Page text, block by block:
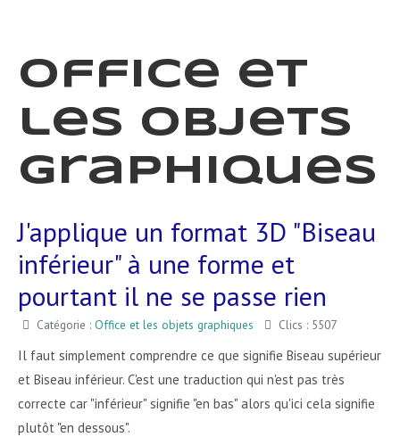
Office et
les objets
graphiques
J'applique un format 3D "Biseau
inférieur" à une forme et
pourtant il ne se passe rien
Catégorie : Office et les objets graphiques Clics : 5507
Il faut simplement comprendre ce que signifie Biseau supérieur
et Biseau inférieur. C'est une traduction qui n'est pas très
correcte car "inférieur" signifie "en bas" alors qu'ici cela signifie
plutôt "en dessous".